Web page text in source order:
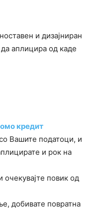
и дизајниран
аплицира од каде
кредит
Вашите податоци, и
и рок на
очекувајте повик од
добивате повратна